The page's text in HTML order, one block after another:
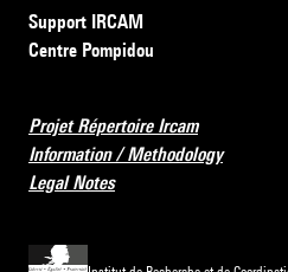
Support IRCAM
Centre Pompidou
Projet Répertoire Ircam
Information / Methodology
Legal Notes